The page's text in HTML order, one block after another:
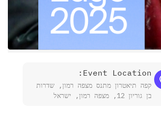
Event Location:
קפה תיאטרון מתנס מצפה רמון, שדרות
בן גוריון 12, מצפה רמון, ישראל